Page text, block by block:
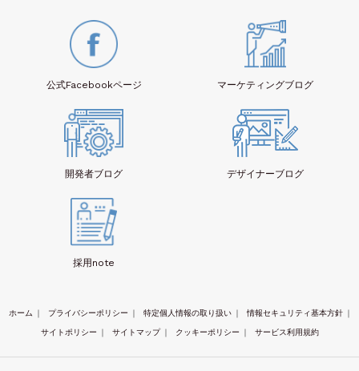
公式Facebookページ マーケティングブログ
開発者ブログ デザイナーブログ
採用note
ホーム ｜ プライバシーポリシー ｜ 特定個人情報の取り扱い ｜ 情報セキュリティ基本方針 ｜
サイトポリシー ｜ サイトマップ ｜ クッキーポリシー ｜ サービス利用規約